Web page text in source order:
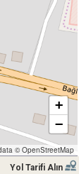
+
−
© OpenStreetMap
Yol Tarifi Alın